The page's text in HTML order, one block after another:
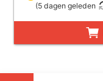
(5 dagen geleden